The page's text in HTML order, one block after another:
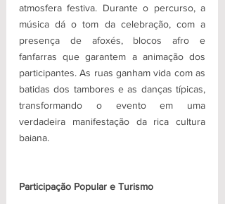
atmosfera festiva. Durante o percurso, a
música dá o tom da celebração, com a
presença de afoxés, blocos afro e
fanfarras que garantem a animação dos
participantes. As ruas ganham vida com as
batidas dos tambores e as danças típicas,
transformando o evento em uma
verdadeira manifestação da rica cultura
baiana.
Participação Popular e Turismo